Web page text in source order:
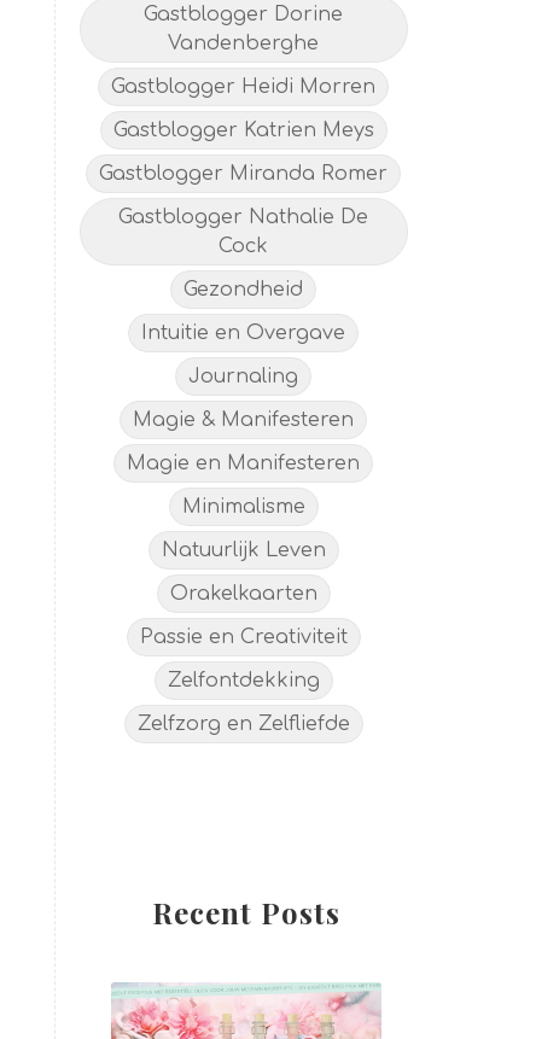
Gastblogger Dorine
Vandenberghe
Gastblogger Heidi Morren
Gastblogger Katrien Meys
Gastblogger Miranda Romer
Gastblogger Nathalie De
Cock
Gezondheid
Intuitie en Overgave
Journaling
Magie & Manifesteren
Magie en Manifesteren
Minimalisme
Natuurlijk Leven
Orakelkaarten
Passie en Creativiteit
Zelfontdekking
Zelfzorg en Zelfliefde
Recent Posts